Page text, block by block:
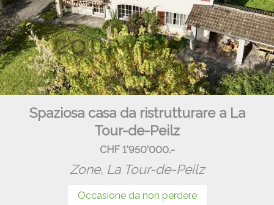
Spaziosa casa da ristrutturare a La
Tour-de-Peilz
CHF 1'950'000.-
Zone, La Tour-de-Peilz
Occasione da non perdere